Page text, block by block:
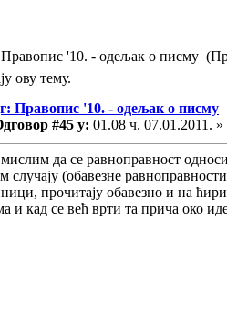
'10. - одељак о писму
ову тему.
Правопис '10. - одељак о писму
#45 у: 01.08 ч. 07.01.2011. »
да се равноправност
случају (обавезне
прочитају обавезно и на
и кад се већ врти та прича око